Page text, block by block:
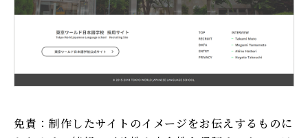
免責：制作したサイトのイメージをお伝えするものに